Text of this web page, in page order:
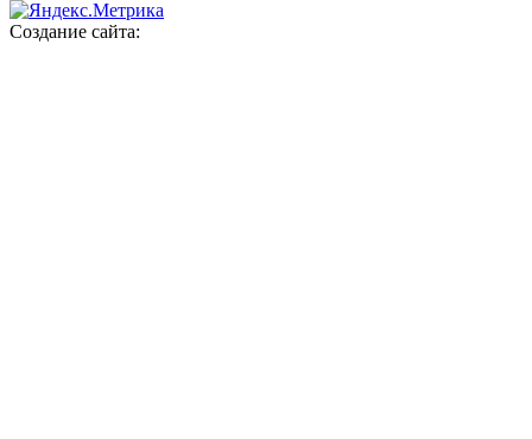
Создание сайта: